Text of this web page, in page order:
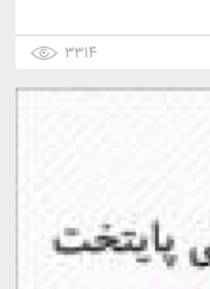
۳۳۱۴